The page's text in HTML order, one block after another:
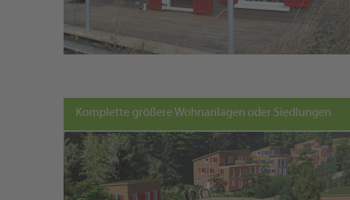
Komplette größere Wohnanlagen oder Siedlungen